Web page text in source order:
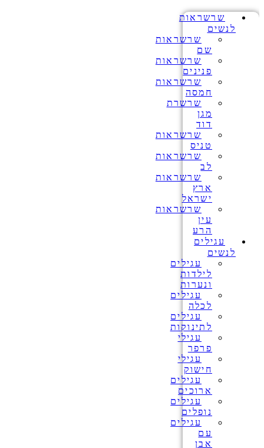
שרשראות
לנשים
שרשראות
שם
שרשראות
פנינים
שרשראות
חמסה
שרשרת
מגן
דוד
שרשראות
טניס
שרשראות
לב
שרשראות
ארץ
ישראל
שרשראות
עין
הרע
עגילים
לנשים
עגילים
לילדות
ונערות
עגילים
לכלה
עגילים
לתינוקות
עגילי
פרפר
עגילי
חישוק
עגילים
ארוכים
עגילים
נופלים
עגילים
עם
אבן